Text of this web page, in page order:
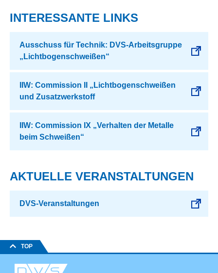
INTERESSANTE LINKS
Ausschuss für Technik: DVS-Arbeitsgruppe
„Lichtbogenschweißen“
IIW: Commission II „Lichtbogenschweißen
und Zusatzwerkstoff
IIW: Commission IX „Verhalten der Metalle
beim Schweißen“
AKTUELLE VERANSTALTUNGEN
DVS-Veranstaltungen
TOP